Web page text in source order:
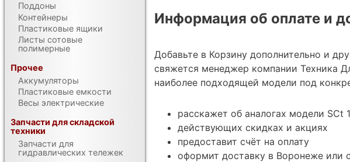
Информация об оплате и
Добавьте в Корзину дополнительно и
свяжется менеджер компании Техника
наиболее подходящей модели под
расскажет об аналогах модели SCt
действующих скидках и акциях
предоставит счёт на оплату
оформит доставку в Воронеже или
Поддоны
Контейнеры
Пластиковые ящики
Листы сотовые
полимерные
Прочее
Аккумуляторы
Пластиковые емкости
Весы электрические
Запчасти для складской
техники
Запчасти для
гидравлических тележек